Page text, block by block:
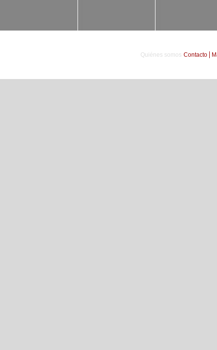
Quiénes somos Contacto